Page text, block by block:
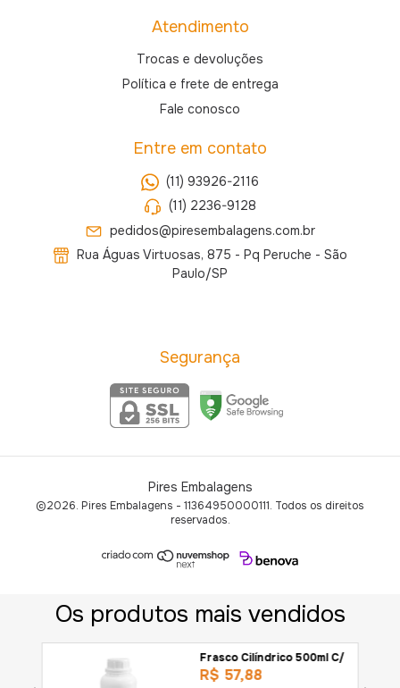
Atendimento
Trocas e devoluções
Política e frete de entrega
Fale conosco
Entre em contato
(11) 93926-2116
(11) 2236-9128
pedidos@piresembalagens.com.br
Rua Águas Virtuosas, 875 - Pq Peruche - São
Paulo/SP
Segurança
Pires Embalagens
©2026. Pires Embalagens - 11364950000111. Todos os direitos
reservados.